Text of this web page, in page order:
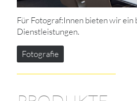
Für Fotograf:Innen bieten wir ein
Dienstleistungen.
Fotografie